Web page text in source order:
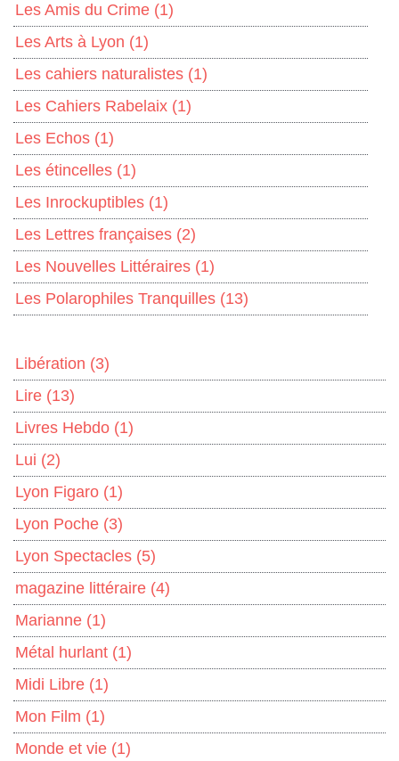
Les Amis du Crime (1)
Les Arts à Lyon (1)
Les cahiers naturalistes (1)
Les Cahiers Rabelaix (1)
Les Echos (1)
Les étincelles (1)
Les Inrockuptibles (1)
Les Lettres françaises (2)
Les Nouvelles Littéraires (1)
Les Polarophiles Tranquilles (13)
Libération (3)
Lire (13)
Livres Hebdo (1)
Lui (2)
Lyon Figaro (1)
Lyon Poche (3)
Lyon Spectacles (5)
magazine littéraire (4)
Marianne (1)
Métal hurlant (1)
Midi Libre (1)
Mon Film (1)
Monde et vie (1)